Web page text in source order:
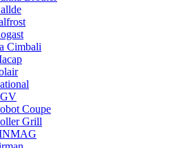
Cimbali
Coupe
Grill